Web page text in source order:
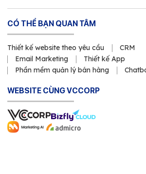
CÓ THỂ BẠN QUAN TÂM
Thiết kế website theo yêu cầu
CRM
Email Marketing
Thiết kế App
Phần mềm quản lý bán hàng
WEBSITE CÙNG VCCORP